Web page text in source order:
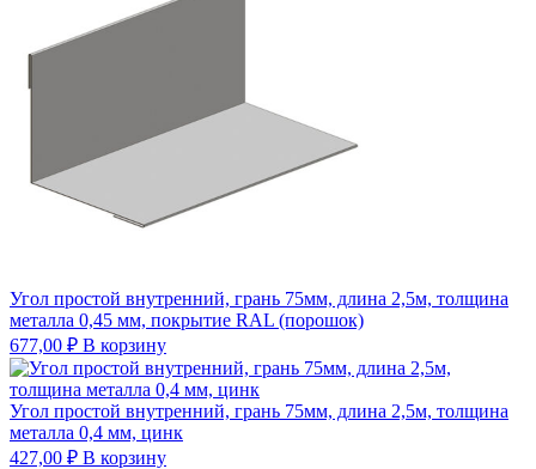
Угол простой внутренний, грань 75мм, длина 2,5м, толщина
металла 0,45 мм, покрытие RAL (порошок)
677,00 ₽ В корзину
Угол простой внутренний, грань 75мм, длина 2,5м, толщина
металла 0,4 мм, цинк
427,00 ₽ В корзину